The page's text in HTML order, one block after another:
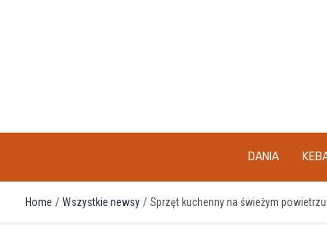
DANIA
Home Wszystkie newsy Sprzęt kuchenny na świeżym powietrzu